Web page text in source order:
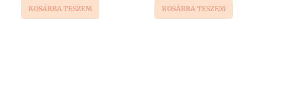
KOSÁRBA TESZEM KOSÁRBA TESZEM